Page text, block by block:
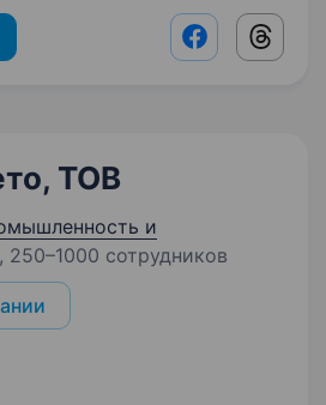
Facebook
ТОВ
и
, 250–1000 сотрудников